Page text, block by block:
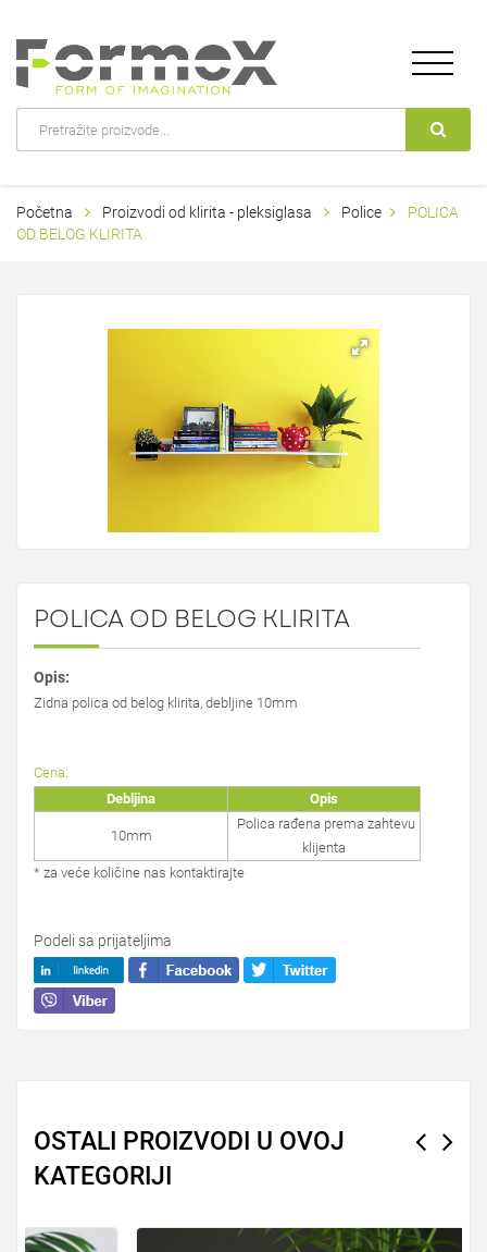
Početna Proizvodi od klirita - pleksiglasa Police
POLICA
OD BELOG KLIRITA
POLICA OD BELOG KLIRITA
Opis:
Zidna polica od belog klirita, debljine 10mm
Cena:
Debljina
Opis
10mm
Polica rađena prema zahtevu
klijenta
* za veće količine nas kontaktirajte
Podeli sa prijateljima
OSTALI PROIZVODI U OVOJ
KATEGORIJI